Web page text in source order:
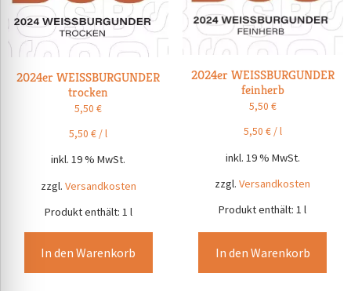
2024er WEISSBURGUNDER
trocken
5,50€
5,50€ /l
inkl. 19 % MwSt.
zzgl. Versandkosten
Produkt enthält: 1 l
In den Warenkorb
2024er WEISSBURGUNDER
feinherb
5,50 €
5,50 €/l
inkl. 19 % MwSt.
zzgl.Versandkosten
Produkt enthält: 1l
In den Warenkorb